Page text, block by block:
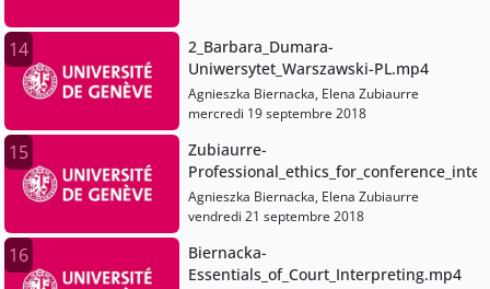
14
2_Barbara_Dumara-
Uniwersytet_Warszawski-PL.mp4
Agnieszka Biernacka, Elena Zubiaurre
mercredi 19 septembre 2018
15
Zubiaurre-
Agnieszka Biernacka, Elena Zubiaurre
vendredi 21 septembre 2018
16
Biernacka-
Essentials_of_Court_Interpreting.mp4